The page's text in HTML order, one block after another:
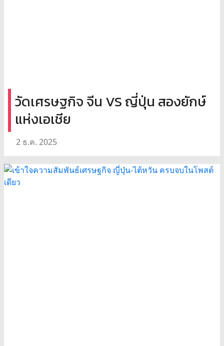
วัดเศรษฐกิจ จีน VS ญี่ปุ่น สองยักษ์
แห่งเอเชีย
2 ธ.ค. 2025